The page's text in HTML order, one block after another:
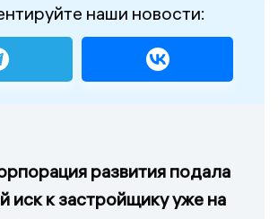
наши новости:
развития подала
иск к застройщику уже на